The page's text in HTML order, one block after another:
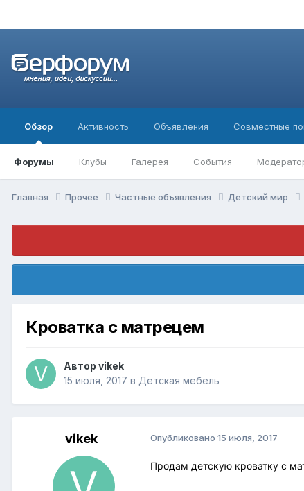
Обзор
Форумы Клубы Галерея События
Активность Объявления Совместные
Главная Прочее Частные объявления Детский мир
Кроватка с матрецем
Автор vikek
15 июля, 2017 в Детская мебель
vikek Опубликовано 15 июля, 2017
Продам детскую кроватку с